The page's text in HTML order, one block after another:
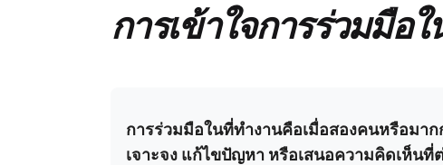
การเข้าใจการร่วมมือ
การร่วมมือในที่ทำงานคือเมื่อสองคนหรือมา
เจาะจง แก้ไขปัญหา หรือเสนอความคิดเห็น